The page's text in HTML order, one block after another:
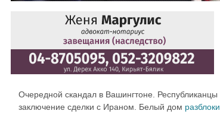
Очередной скандал в Вашингтоне.
заключение сделки с Ираном. Белый дом